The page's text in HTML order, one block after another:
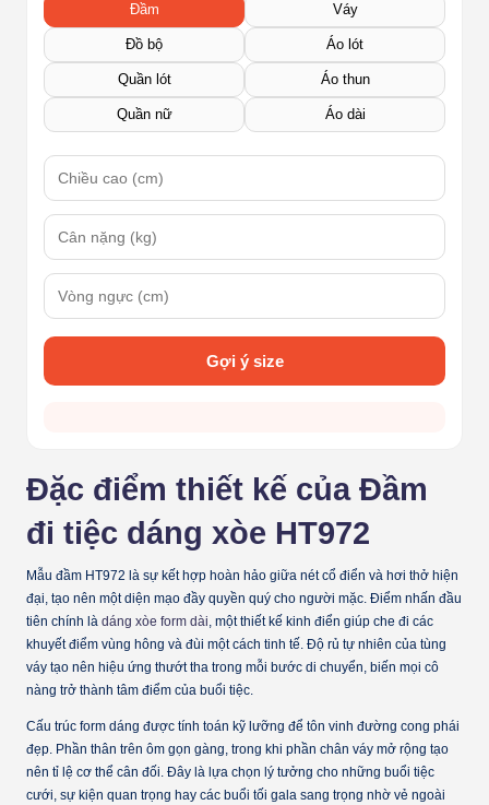
Đầm Váy
Đồ bộ Áo lót
Quần lót Áo thun
Quần nữ Áo dài
Gợi ý size
Đặc điểm thiết kế của Đầm
đi tiệc dáng xòe HT972
Mẫu đầm HT972 là sự kết hợp hoàn hảo giữa nét cổ điển và hơi thở hiện
đại, tạo nên một diện mạo đầy quyền quý cho người mặc. Điểm nhấn đầu
tiên chính là dáng xòe form dài, một thiết kế kinh điển giúp che đi các
khuyết điểm vùng hông và đùi một cách tinh tế. Độ rủ tự nhiên của tùng
váy tạo nên hiệu ứng thướt tha trong mỗi bước di chuyển, biến mọi cô
nàng trở thành tâm điểm của buổi tiệc.
Cấu trúc form dáng được tính toán kỹ lưỡng để tôn vinh đường cong phái
đẹp. Phần thân trên ôm gọn gàng, trong khi phần chân váy mở rộng tạo
nên tỉ lệ cơ thể cân đối. Đây là lựa chọn lý tưởng cho những buổi tiệc
cưới, sự kiện quan trọng hay các buổi tối gala sang trọng nhờ vẻ ngoài